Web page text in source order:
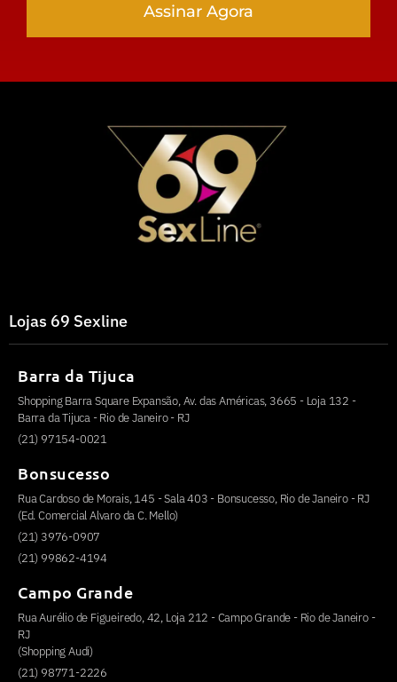
Assinar Agora
Lojas 69 Sexline
Barra da Tijuca
Shopping Barra Square Expansão, Av. das Américas, 3665 - Loja 132 -
Barra da Tijuca - Rio de Janeiro - RJ
(21) 97154-0021
Bonsucesso
Rua Cardoso de Morais, 145 - Sala 403 - Bonsucesso, Rio de Janeiro - RJ
(Ed. Comercial Alvaro da C. Mello)
(21) 3976-0907
(21) 99862-4194
Campo Grande
Rua Aurélio de Figueiredo, 42, Loja 212 - Campo Grande - Rio de Janeiro -
RJ
(Shopping Audi)
(21) 98771-2226